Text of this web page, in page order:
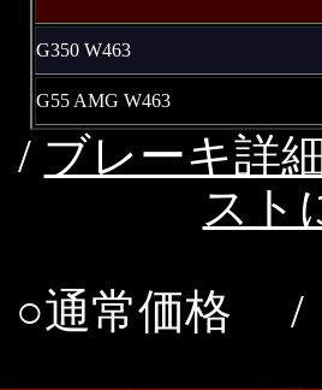
G350 W463
G55 AMG W463
/ ブレーキ詳
スト
○通常価格 /